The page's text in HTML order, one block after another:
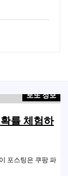
로또 정보
률 체험하
포스팅은 쿠팡 파